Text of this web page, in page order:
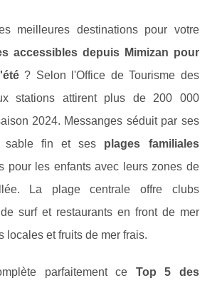
meilleures destinations pour votre
accessibles depuis Mimizan pour
? Selon l'Office de Tourisme des
stations attirent plus de 200 000
2024. Messanges séduit par ses
sable fin et ses plages familiales
pour les enfants avec leurs zones de
La plage centrale offre clubs
surf et restaurants en front de mer
locales et fruits de mer frais.
parfaitement ce Top 5 des